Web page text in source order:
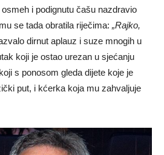
i podignutu čašu nazdravio
se tada obratila riječima: „Rajko,
dirnut aplauz i suze mnogih u
koji je ostao urezan u sjećanju
s ponosom gleda dijete koje je
put, i kćerka koja mu zahvaljuje